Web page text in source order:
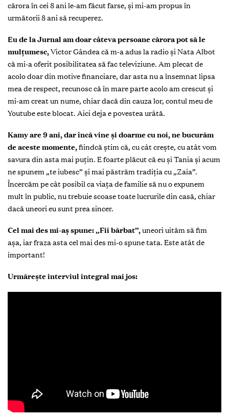
cărora în cei 8 ani le-am făcut farse, și mi-am propus în
următorii 8 ani să recuperez.
Eu de la Jurnal am doar câteva persoane cărora pot să le
mulţumesc,Victor Gândea că m-a adus la radio și Nata Albot
că mi-a oferit posibilitatea să fac televiziune. Am plecat de
acolo doar din motive financiare, dar asta nu a însemnat lipsa
mea de respect, recunosc că în mare parte acolo am crescut și
mi-am creat un nume, chiar dacă din cauza lor, contul meu de
Youtube este blocat. Aici deja e povestea urâtă.
Kamy are 9 ani, dar încă vine și doarme cu noi, ne bucurăm
de aceste momente,fiindcă știm că, cu cât crește, cu atât vom
savura din asta mai puţin. E foarte plăcut că eu și Tania și acum
ne spunem „te iubesc” și mai păstrăm tradiţia cu „Zaia”.
Încercăm pe cât posibil ca viaţa de familie să nu o expunem
mult în public, nu trebuie scoase toate lucrurile din casă, chiar
dacă uneori eu sunt prea sincer.
Cel mai des mi-aș spune: „Fii bărbat”,uneori uităm să fim
așa, iar fraza asta cel mai des mi-o spune tata. Este atât de
important!
Urmărește interviul integral mai jos: